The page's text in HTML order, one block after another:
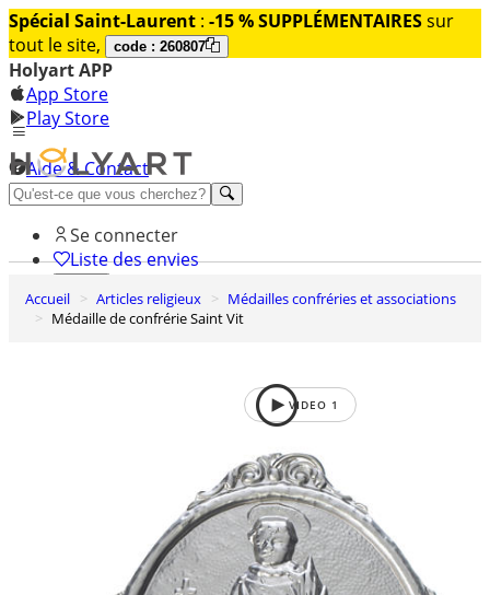
Spécial Saint-Laurent : -15 % SUPPLÉMENTAIRESsur
tout le site,
code : 260807
Holyart APP
App Store
Play Store
Aide & Contact
Découvrez Premium
Se connecter
Liste des envies
0
Panier
Accueil Articles religieux
Médailles confréries et associations
Médaille de confrérie Saint Vit
VIDEO 1